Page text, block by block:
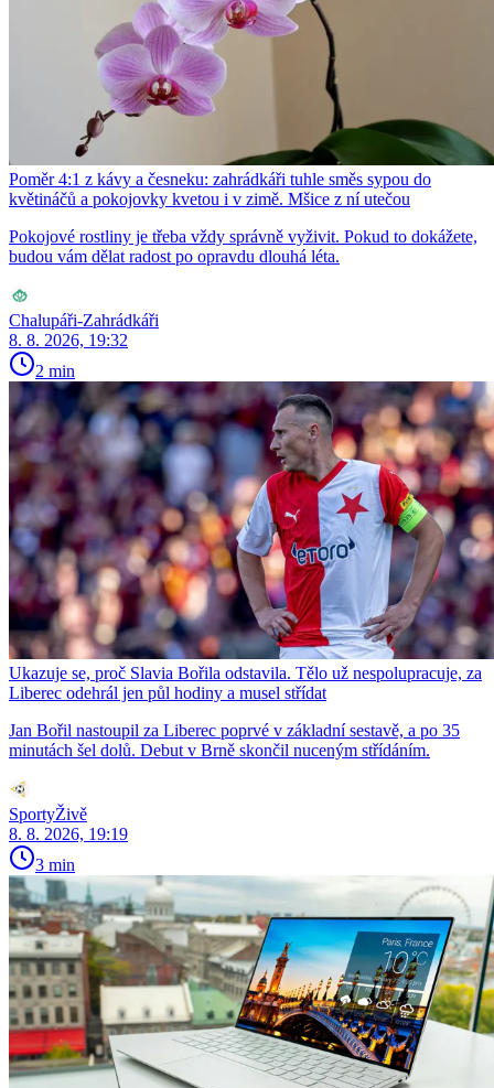
Poměr 4:1 z kávy a česneku: zahrádkáři tuhle směs sypou do
květináčů a pokojovky kvetou i v zimě. Mšice z ní utečou
Pokojové rostliny je třeba vždy správně vyživit. Pokud to dokážete,
budou vám dělat radost po opravdu dlouhá léta.
Chalupáři-Zahrádkáři
8. 8. 2026, 19:32
2 min
Ukazuje se, proč Slavia Bořila odstavila. Tělo už nespolupracuje, za
Liberec odehrál jen půl hodiny a musel střídat
Jan Bořil nastoupil za Liberec poprvé v základní sestavě, a po 35
minutách šel dolů. Debut v Brně skončil nuceným střídáním.
SportyŽivě
8. 8. 2026, 19:19
3 min